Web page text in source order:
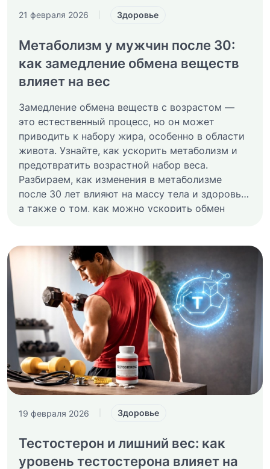
21 февраля 2026 Здоровье
Метаболизм у мужчин после 30:
как замедление обмена веществ
влияет на вес
Замедление обмена веществ с возрастом —
это естественный процесс, но он может
приводить к набору жира, особенно в области
живота. Узнайте, как ускорить метаболизм и
предотвратить возрастной набор веса.
Разбираем, как изменения в метаболизме
после 30 лет влияют на массу тела и здоровье,
а также о том, как можно ускорить обмен
19 февраля 2026 Здоровье
Тестостерон и лишний вес: как
уровень тестостерона влияет на